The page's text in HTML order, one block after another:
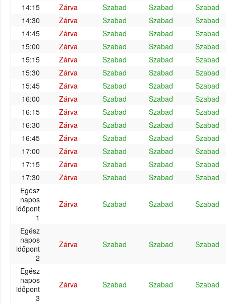
14:15
Zárva Szabad Szabad
Szabad
14:30
Zárva Szabad Szabad
Szabad
14:45
Zárva Szabad Szabad
Szabad
15:00
Zárva Szabad Szabad
Szabad
15:15
Zárva Szabad Szabad
Szabad
15:30
Zárva Szabad Szabad
Szabad
15:45
Zárva Szabad Szabad
Szabad
16:00
Zárva Szabad Szabad
Szabad
16:15
Zárva Szabad Szabad
Szabad
16:30
Zárva Szabad Szabad
Szabad
16:45
Zárva Szabad Szabad
Szabad
17:00
Zárva Szabad Szabad
Szabad
17:15
Zárva Szabad Szabad
Szabad
17:30
Zárva Szabad Szabad
Szabad
Egész
napos
időpont
1
Zárva Szabad Szabad Szabad
Egész
napos
időpont
2
Zárva Szabad Szabad Szabad
Egész
napos
időpont
3
Zárva Szabad Szabad Szabad